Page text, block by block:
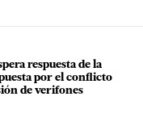
respuesta de la
por el conflicto
de verifones